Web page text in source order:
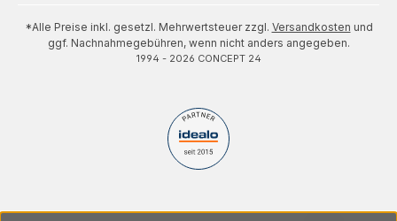
*Alle Preise inkl. gesetzl. Mehrwertsteuer zzgl. Versandkosten und
ggf. Nachnahmegebühren, wenn nicht anders angegeben.
1994 - 2026 CONCEPT 24